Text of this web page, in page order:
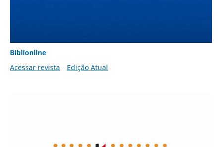
Biblionline
Acessar revista
Edição Atual